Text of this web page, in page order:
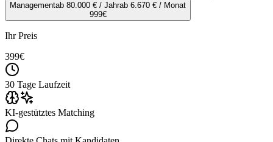
Managementab 80.000 € / Jahrab 6.670 € / Monat
999€
Ihr Preis
399€
30 Tage Laufzeit
KI-gestütztes Matching